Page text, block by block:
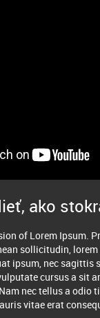
ako
of Lorem Ipsum.
sollicitudin,
ipsum, nec sagittis
cursus a sit
nec tellus a odio
vitae erat